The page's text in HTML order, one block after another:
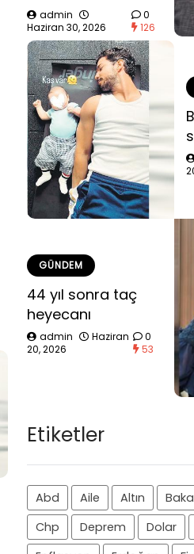
admin
Haziran 30, 2026
0
126
GÜNDEM
44 yıl sonra taç
heyecanı
admin
Haziran
20, 2026
0
53
Etiketler
Abd Aile Altın
Chp
Deprem Dolar